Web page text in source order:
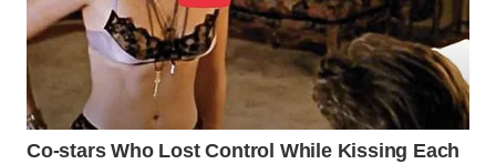
CO ID
WAHANANEWS
NET
WAHANA